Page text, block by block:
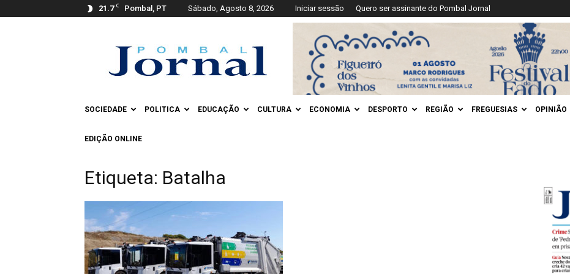
21.7 C Pombal, PT Sábado, Agosto 8, 2026 Iniciar sessão Quero ser assinante do Pombal Jornal
Jornal
SOCIEDADE POLITICA EDUCAÇÃO CULTURA ECONOMIA DESPORTO REGIÃO FREGUESIAS OPINIÃO
EDIÇÃO ONLINE
Etiqueta: Batalha